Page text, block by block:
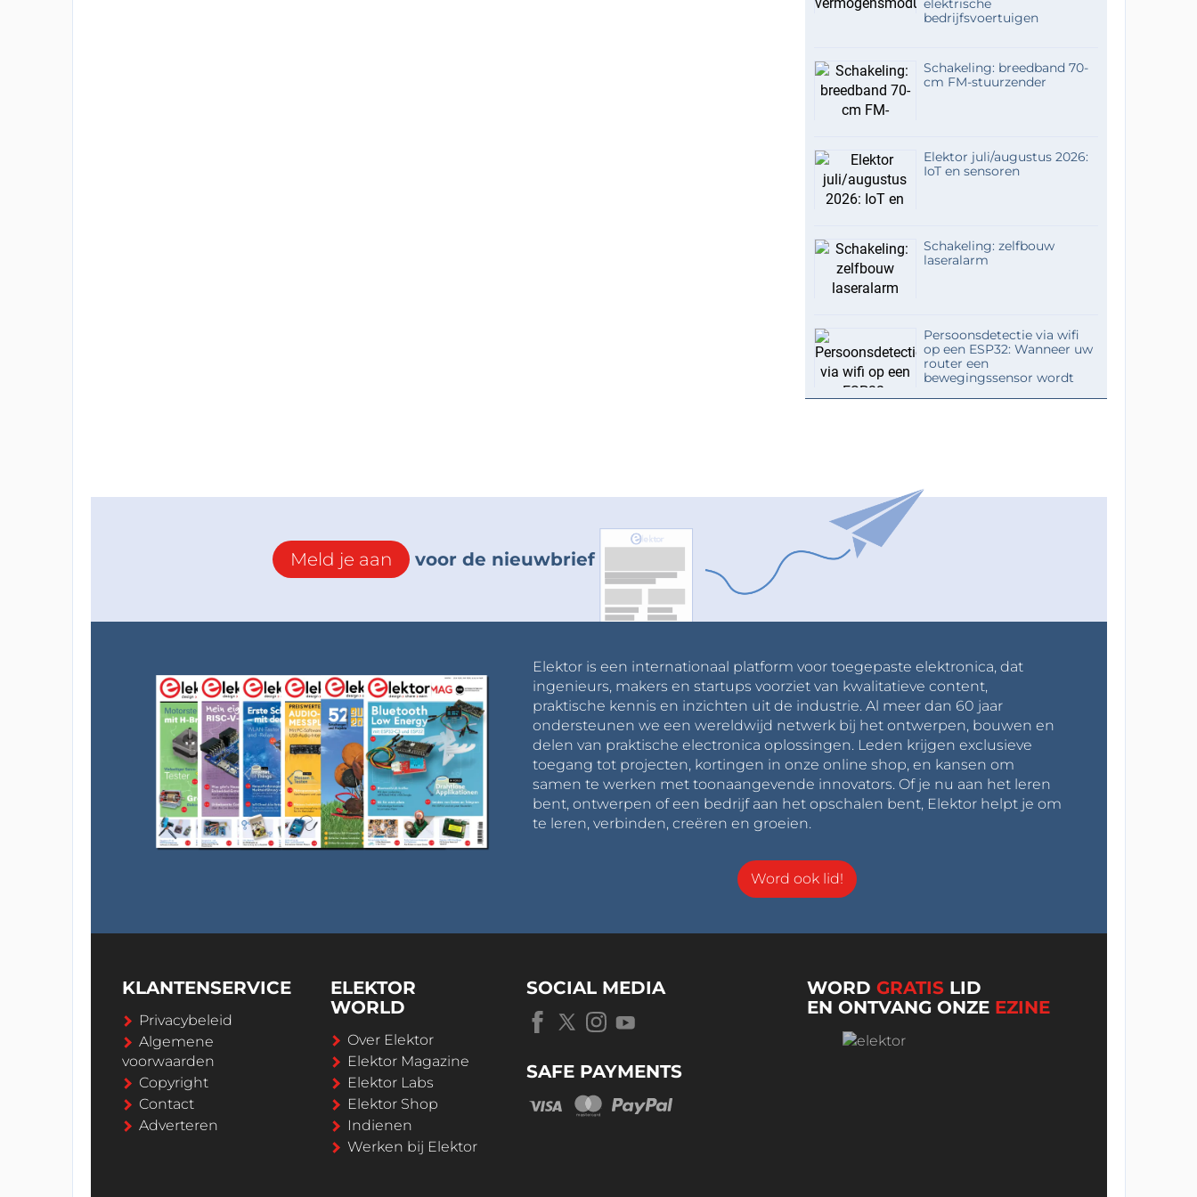
elektrische
bedrijfsvoertuigen
Schakeling: breedband 70-
cm FM-stuurzender
Elektor juli/augustus 2026:
IoT en sensoren
Schakeling: zelfbouw
laseralarm
Persoonsdetectie via wifi
op een ESP32: Wanneer uw
router een
bewegingssensor wordt
Meld je aan voor de nieuwbrief
Elektor is een internationaal platform voor toegepaste elektronica, dat
ingenieurs, makers en startups voorziet van kwalitatieve content,
praktische kennis en inzichten uit de industrie. Al meer dan 60 jaar
ondersteunen we een wereldwijd netwerk bij het ontwerpen, bouwen en
delen van praktische electronica oplossingen. Leden krijgen exclusieve
toegang tot projecten, kortingen in onze online shop, en kansen om
samen te werken met toonaangevende innovators. Of je nu aan het leren
bent, ontwerpen of een bedrijf aan het opschalen bent, Elektor helpt je om
te leren, verbinden, creëren en groeien.
Word ook lid!
KLANTENSERVICE
Privacybeleid
Algemene
voorwaarden
Copyright
Contact
Adverteren
ELEKTOR
WORLD
Over Elektor
Elektor Magazine
Elektor Labs
Elektor Shop
Indienen
Werken bij Elektor
SOCIAL MEDIA
SAFE PAYMENTS
WORDGRATIS LID
EN ONTVANG ONZE EZINE